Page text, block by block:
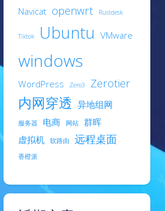
Navicat openwrt Rustdesk
Tiktok Ubuntu VMware
windows
WordPress Zero3 Zerotier
内网穿透 异地组网
服务器 电商 网站
群晖
虚拟机
软路由 远程桌面
香橙派